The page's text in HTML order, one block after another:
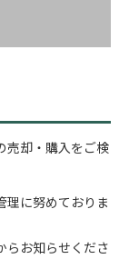
売却・購入をご検
に努めておりま
らお知らせくださ